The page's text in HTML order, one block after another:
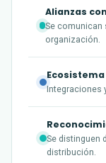
Alianzas
Se comunican
organización.
Integraciones
Se distinguen
distribución.